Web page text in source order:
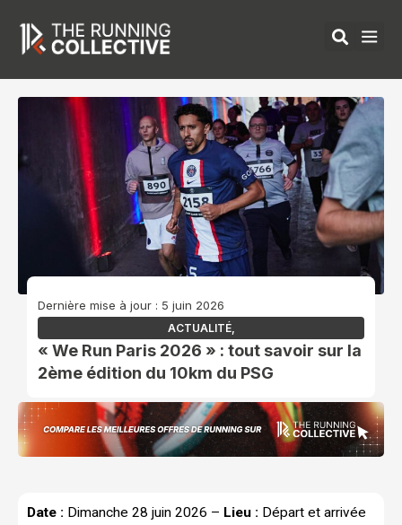
contenu
Dernière mise à jour : 5 juin 2026
ACTUALITÉ,
« We Run Paris 2026 » : tout savoir sur la
2ème édition du 10km du PSG
Date : Dimanche 28 juin 2026 – Lieu : Départ et arrivée